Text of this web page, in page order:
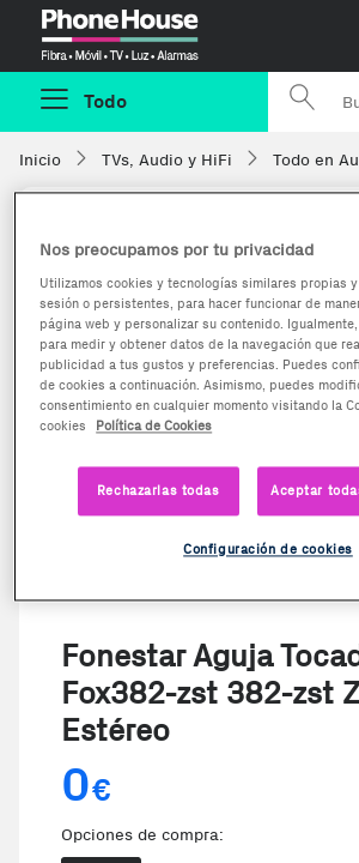
Todo
Inicio TVs, Audio y HiFi Todo en
Fonestar Aguja
Fox382-zst 382-zst
Estéreo
0€
Opciones de compra:
Nos preocupamos por tu privacidad
Utilizamos cookies y tecnologías similares propias
sesión o persistentes, para hacer funcionar de
página web y personalizar su contenido.
para medir y obtener datos de la navegación que
publicidad a tus gustos y preferencias. Puedes
de cookies a continuación. Asimismo, puedes
consentimiento en cualquier momento visitando la
cookies
Política de Cookies
Rechazarlas todas Aceptar
Configuración de cookies